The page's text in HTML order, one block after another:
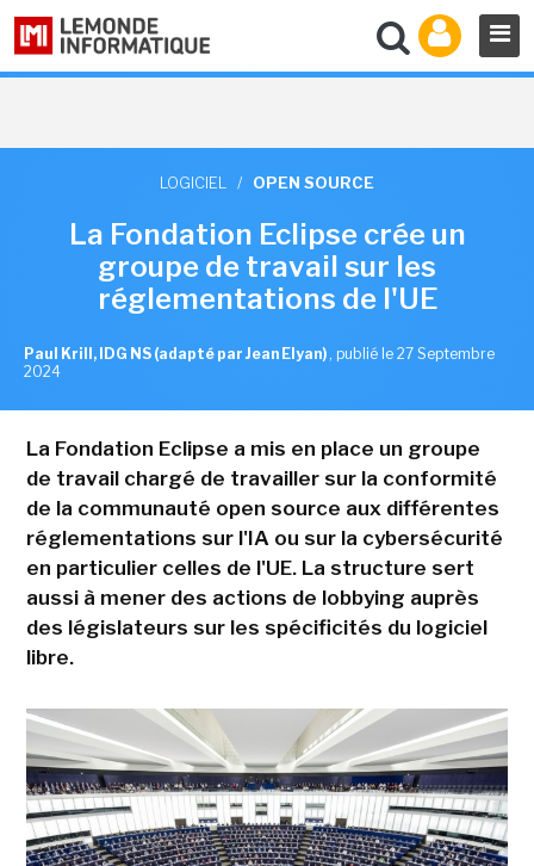
LOGICIEL / OPEN SOURCE
La Fondation Eclipse crée un
groupe de travail sur les
réglementations de l'UE
Paul Krill, IDG NS (adapté par Jean Elyan) , publié le 27 Septembre
2024
La Fondation Eclipse a mis en place un groupe
de travail chargé de travailler sur la conformité
de la communauté open source aux différentes
réglementations sur l'IA ou sur la cybersécurité
en particulier celles de l'UE. La structure sert
aussi à mener des actions de lobbying auprès
des législateurs sur les spécificités du logiciel
libre.